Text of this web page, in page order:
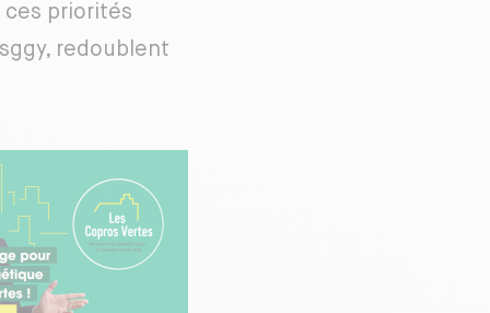
ces priorités
redoublent